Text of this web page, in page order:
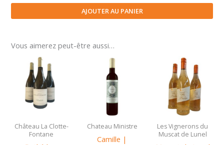
Alba
-
Domaine
Montel
AJOUTER AU PANIER
Vous aimerez peut-être aussi…
Château La Clotte-
Fontane
Chateau Ministre
Camille |
Les Vignerons du
Muscat de Lunel